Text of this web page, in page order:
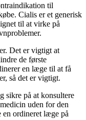
til
Cialis er et generisk
til at virke på
Det er vigtigt at
de første
en læge til at få
så det er vigtigt.
sikre på at konsultere
uden for den
ordineret læge på